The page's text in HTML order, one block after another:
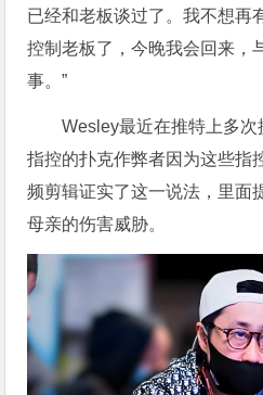
已经和老板谈过了。我不想再
控制老板了，今晚我会回来，
事。”
Wesley最近在推特上多
指控的扑克作弊者因为这些指
频剪辑证实了这一说法，里面
母亲的伤害威胁。